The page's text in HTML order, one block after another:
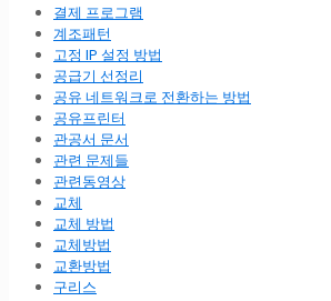
결제 프로그램
계조패턴
고정 IP 설정 방법
공급기 선정리
공유 네트워크로 전환하는 방법
공유프린터
관공서 문서
관련 문제들
관련동영상
교체
교체 방법
교체방법
교환방법
구리스